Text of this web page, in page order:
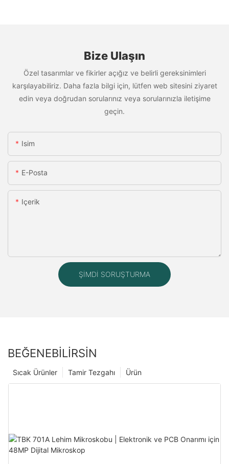
Bize Ulaşın
Özel tasarımlar ve fikirler açığız ve belirli gereksinimleri
karşılayabiliriz. Daha fazla bilgi için, lütfen web sitesini ziyaret
edin veya doğrudan sorularınız veya sorularınızla iletişime
geçin.
Isim
E-Posta
Içerik
ŞIMDI SORUŞTURMA
BEĞENEBILIRSIN
Ürün
Tamir Tezgahı
Sıcak Ürünler